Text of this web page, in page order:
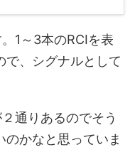
1～3本のRCIを表
で、シグナルとして
通りあるのでそう
かなと思っていま